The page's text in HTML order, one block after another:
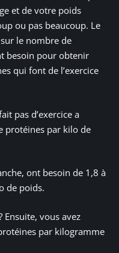
et de votre poids
ou pas beaucoup. Le
le nombre de
besoin pour obtenir
qui font de l’exercice
pas d’exercice a
protéines par kilo de
ont besoin de 1,8 à
de poids.
Ensuite, vous avez
par kilogramme